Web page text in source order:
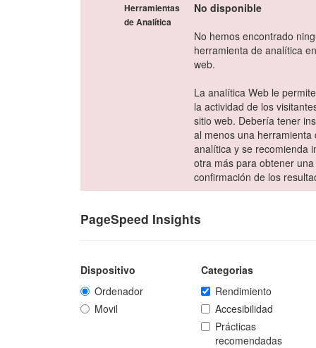
Herramientas
de Analítica
No disponible
No hemos encontrado
herramienta de analítica
web.
La analítica Web le
la actividad de los
sitio web. Debería tener
al menos una herramienta
analítica y se recomienda
otra más para obtener una
confirmación de los
PageSpeed Insights
Dispositivo
Ordenador
Movil
Categorias
Rendimiento
Accesibilidad
Prácticas
recomendadas